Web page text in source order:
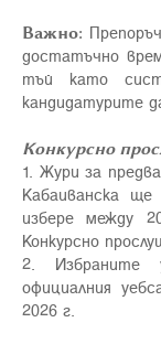
Важно:
достатъчно
тъй като
кандидатурите
Конкурсно
1. Жури за
Кабаиванска
избере между
Конкурсно
2. Избраните
официалния
2026 г.